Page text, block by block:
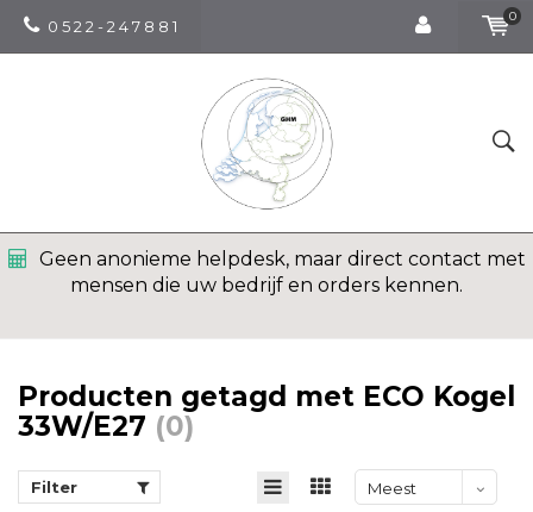
0 5 2 2 - 2 4 7 8 8 1
0
Geen anonieme helpdesk, maar direct contact met
mensen die uw bedrijf en orders kennen.
Producten getagd met ECO Kogel
33W/E27 (0)
Filter
Meest